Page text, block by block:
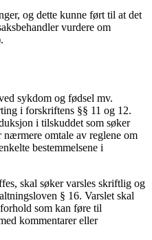
og dette kunne ført til at det
vurdere om
sykdom og fødsel mv.
i forskriftens §§ 11 og 12.
i tilskuddet som søker
omtale av reglene om
bestemmelsene i
skal søker varsles skriftlig og
§ 16. Varslet skal
som kan føre til
kommentarer eller